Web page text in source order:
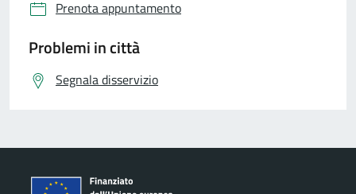
Prenota appuntamento
Problemi in città
Segnala disservizio